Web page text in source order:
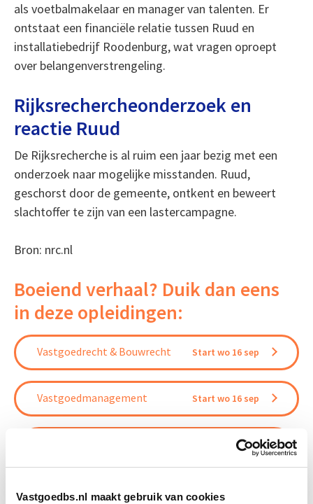
Vastgoedbs.nl maakt gebruik van cookies
als voetbalmakelaar en manager van talenten. Er
ontstaat een financiële relatie tussen Ruud en
installatiebedrijf Roodenburg, wat vragen oproept
over belangenverstrengeling.
Rijksrechercheonderzoek en
reactie Ruud
De Rijksrecherche is al ruim een jaar bezig met een
onderzoek naar mogelijke misstanden. Ruud,
geschorst door de gemeente, ontkent en beweert
slachtoffer te zijn van een lastercampagne.
Bron: nrc.nl
Boeiend verhaal? Duik dan eens
in deze opleidingen:
Vastgoedrecht & Bouwrecht Start wo 16 sep
Vastgoedmanagement Start wo 16 sep
Start do